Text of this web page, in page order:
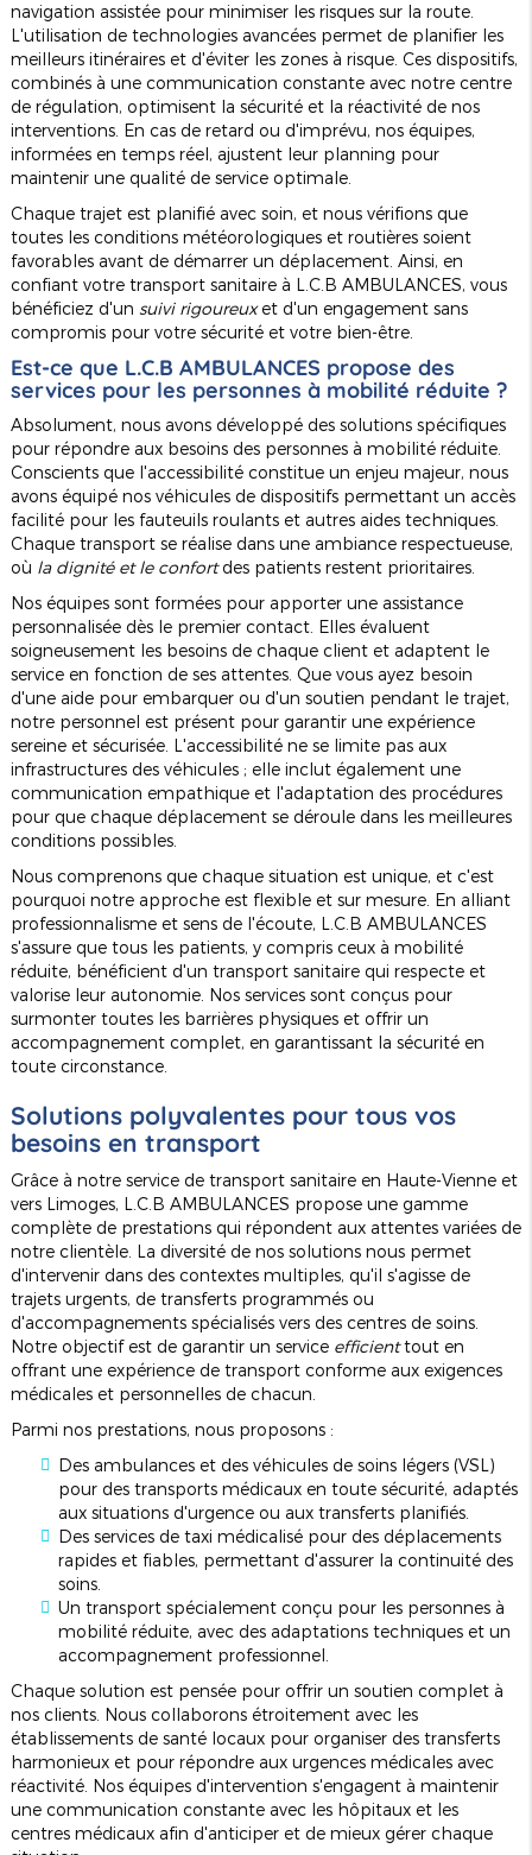
navigation assistée pour minimiser les risques sur la route.
L'utilisation de technologies avancées permet de planifier les
meilleurs itinéraires et d'éviter les zones à risque. Ces dispositifs,
combinés à une communication constante avec notre centre
de régulation, optimisent la sécurité et la réactivité de nos
interventions. En cas de retard ou d'imprévu, nos équipes,
informées en temps réel, ajustent leur planning pour
maintenir une qualité de service optimale.
Chaque trajet est planifié avec soin, et nous vérifions que
toutes les conditions météorologiques et routières soient
favorables avant de démarrer un déplacement. Ainsi, en
confiant votre transport sanitaire à L.C.B AMBULANCES, vous
bénéficiez d'un suivi rigoureuxet d'un engagement sans
compromis pour votre sécurité et votre bien-être.
Est-ce que L.C.B AMBULANCES propose des
services pour les personnes à mobilité réduite ?
Absolument, nous avons développé des solutions spécifiques
pour répondre aux besoins des personnes à mobilité réduite.
Conscients que l'accessibilité constitue un enjeu majeur, nous
avons équipé nos véhicules de dispositifs permettant un accès
facilité pour les fauteuils roulants et autres aides techniques.
Chaque transport se réalise dans une ambiance respectueuse,
où la dignité et le confortdes patients restent prioritaires.
Nos équipes sont formées pour apporter une assistance
personnalisée dès le premier contact. Elles évaluent
soigneusement les besoins de chaque client et adaptent le
service en fonction de ses attentes. Que vous ayez besoin
d'une aide pour embarquer ou d'un soutien pendant le trajet,
notre personnel est présent pour garantir une expérience
sereine et sécurisée. L'accessibilité ne se limite pas aux
infrastructures des véhicules ; elle inclut également une
communication empathique et l'adaptation des procédures
pour que chaque déplacement se déroule dans les meilleures
conditions possibles.
Nous comprenons que chaque situation est unique, et c'est
pourquoi notre approche est flexible et sur mesure. En alliant
professionnalisme et sens de l'écoute, L.C.B AMBULANCES
s'assure que tous les patients, y compris ceux à mobilité
réduite, bénéficient d'un transport sanitaire qui respecte et
valorise leur autonomie. Nos services sont conçus pour
surmonter toutes les barrières physiques et offrir un
accompagnement complet, en garantissant la sécurité en
toute circonstance.
Solutions polyvalentes pour tous vos
besoins en transport
Grâce à notre service de transport sanitaire en Haute-Vienne et
vers Limoges, L.C.B AMBULANCES propose une gamme
complète de prestations qui répondent aux attentes variées de
notre clientèle. La diversité de nos solutions nous permet
d'intervenir dans des contextes multiples, qu'il s'agisse de
trajets urgents, de transferts programmés ou
d'accompagnements spécialisés vers des centres de soins.
Notre objectif est de garantir un service efficienttout en
offrant une expérience de transport conforme aux exigences
médicales et personnelles de chacun.
Parmi nos prestations, nous proposons :
Des ambulances et des véhicules de soins légers (VSL)
pour des transports médicaux en toute sécurité, adaptés
aux situations d'urgence ou aux transferts planifiés.
Des services de taxi médicalisé pour des déplacements
rapides et fiables, permettant d'assurer la continuité des
soins.
Un transport spécialement conçu pour les personnes à
mobilité réduite, avec des adaptations techniques et un
accompagnement professionnel.
Chaque solution est pensée pour offrir un soutien complet à
nos clients. Nous collaborons étroitement avec les
établissements de santé locaux pour organiser des transferts
harmonieux et pour répondre aux urgences médicales avec
réactivité. Nos équipes d'intervention s'engagent à maintenir
une communication constante avec les hôpitaux et les
centres médicaux afin d'anticiper et de mieux gérer chaque